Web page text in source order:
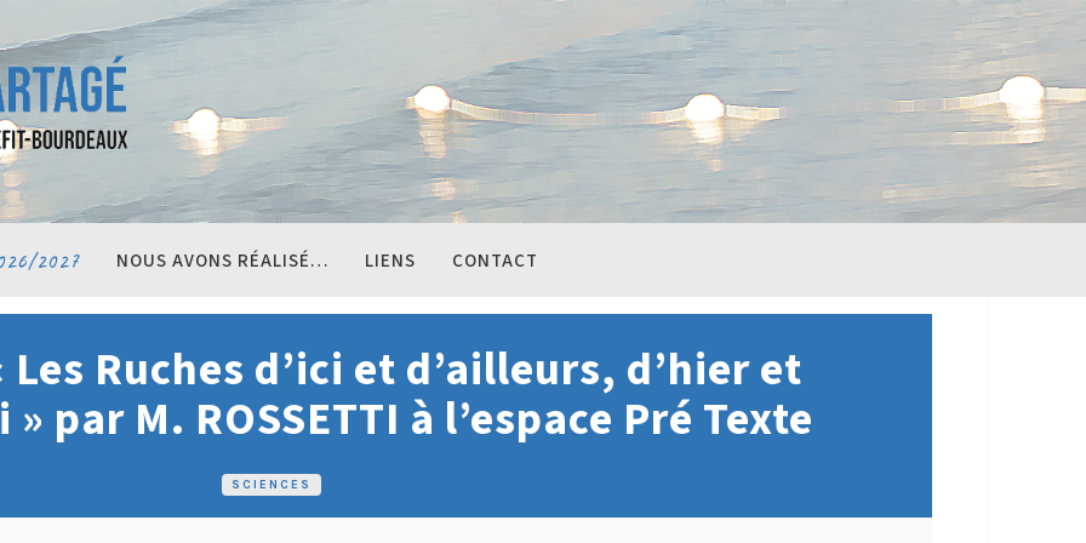
2027 NOUS AVONS RÉALISÉ… LIENS CONTACT
SCIENCES
Ruches d’ici et d’ailleurs, d’hier et
par M. ROSSETTI à l’espace Pré Texte